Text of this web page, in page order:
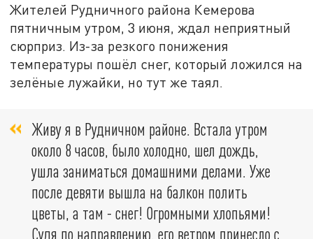
Жителей Рудничного района Кемерова
пятничным утром, 3 июня, ждал неприятный
сюрприз. Из-за резкого понижения
температуры пошёл снег, который ложился на
зелёные лужайки, но тут же таял.
Живу я в Рудничном районе. Встала утром
около 8 часов, было холодно, шел дождь,
ушла заниматься домашними делами. Уже
после девяти вышла на балкон полить
цветы, а там - снег! Огромными хлопьями!
Судя по направлению, его ветром принесло с